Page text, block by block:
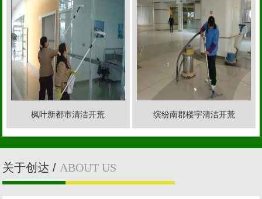
枫叶新都市清洁开荒 缤纷南郡楼宇清洁开荒
关于创达 / ABOUT US